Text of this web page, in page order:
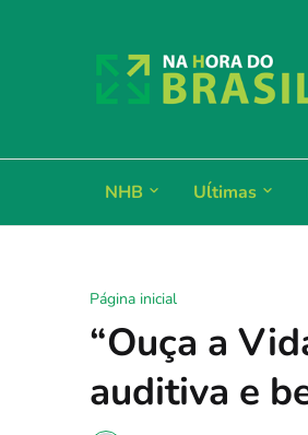
NHB Uĺtimas
Página inicial
“Ouça a
auditiva e